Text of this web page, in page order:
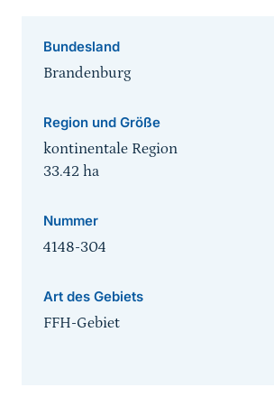
Bundesland
Brandenburg
Region und Größe
kontinentale Region
33.42 ha
Nummer
4148-304
Art des Gebiets
FFH-Gebiet